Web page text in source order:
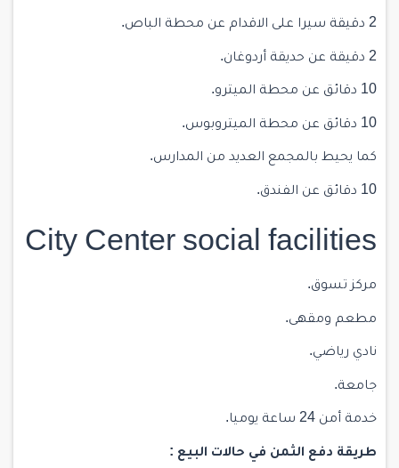
2 دقيقة سيرا على الاقدام عن محطة الباص.
2 دقيقة عن حديقة أردوغان.
10 دقائق عن محطة الميترو.
10 دقائق عن محطة الميتروبوس.
كما يحيط بالمجمع العديد من المدارس.
10 دقائق عن الفندق.
City Center social facilities
مركز تسوق.
مطعم ومقهى.
نادي رياضي.
جامعة.
خدمة أمن 24 ساعة يوميا.
طريقة دفع الثمن في حالات البيع :